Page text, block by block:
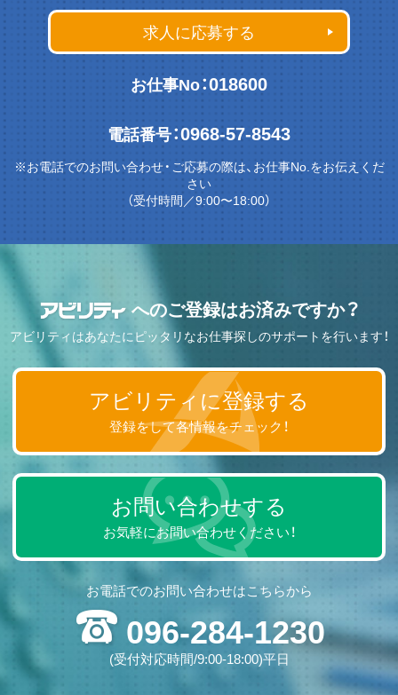
求人に応募する
お仕事No：018600
電話番号：0968-57-8543
※お電話でのお問い合わせ・ご応募の際は、お仕事No.をお伝えくだ
さい
（受付時間／9:00〜18:00）
へのご登録はお済みですか？
アビリティはあなたにピッタリなお仕事探しのサポートを行います！
アビリティに登録する
登録をして各情報をチェック！
お問い合わせする
お気軽にお問い合わせください！
お電話でのお問い合わせはこちらから
096-284-1230
(受付対応時間/9:00-18:00)平日